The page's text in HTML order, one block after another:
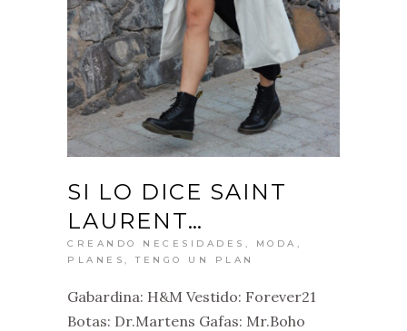
SI LO DICE SAINT
LAURENT…
CREANDO NECESIDADES , MODA ,
PLANES ,TENGO UN PLAN
Gabardina: H&M Vestido: Forever21
Botas: Dr.Martens Gafas: Mr.Boho